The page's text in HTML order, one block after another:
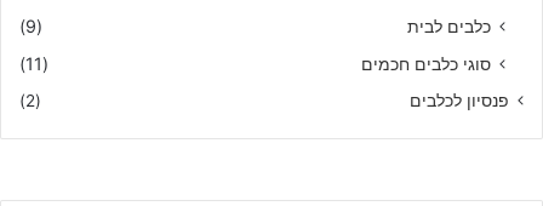
כלבים לבית
(9)
סוגי כלבים חכמים
(11)
פנסיון לכלבים (2)